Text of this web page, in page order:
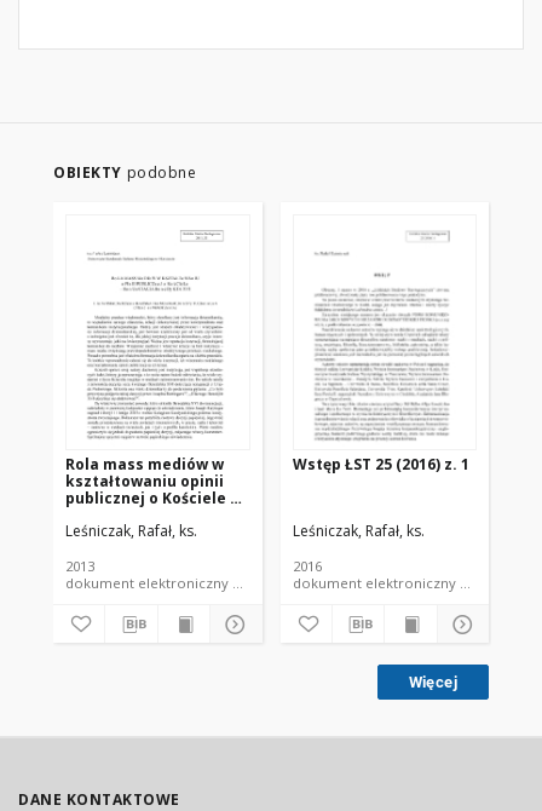
OBIEKTY podobne
Rola mass mediów w
kształtowaniu opinii
publicznej o Kościele –
XVI
Leśniczak, Rafał, ks.
2013
dokument elektroniczny czasopismo
Wstęp ŁST 25 (2016) z. 1
Leśniczak, Rafał, ks.
2016
dokument elektroniczny czasopismo
Więcej
DANE KONTAKTOWE